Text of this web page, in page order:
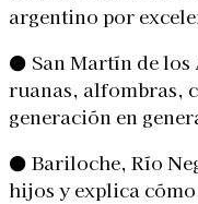
argentino por
● San Martín de los
ruanas, alfombras,
generación en
● Bariloche, Río
hijos y explica